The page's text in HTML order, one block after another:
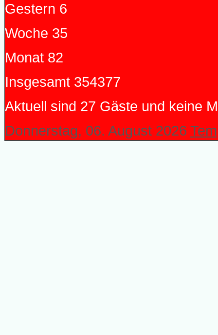
Gestern 6
Woche 35
Monat 82
Insgesamt 354377
Aktuell sind 27 Gäste und keine
Donnerstag, 06. August 2026